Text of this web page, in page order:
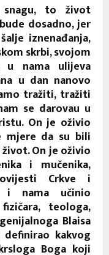
to život
dosadno, jer
iznenađanja,
skrbi, svojom
u nama ulijeva
u dan nanovo
tražiti, tražiti
se darovau u
On je oživio
da su bili
On je oživio
i mučenika,
Crkve i
i nama učinio
teologa,
Blaisa
kakvog
Boga koji